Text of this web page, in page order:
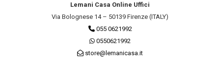
Lemani Casa Online Uffici
Via Bolognese 14 – 50139 Firenze (ITALY)
055 0621992
0550621992
store@lemanicasa.it